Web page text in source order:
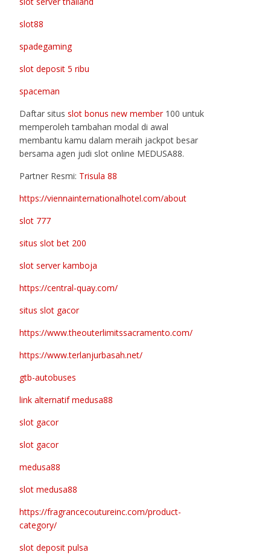
slot88
spadegaming
slot deposit 5 ribu
spaceman
Daftar situs slot bonus new member100 untuk
memperoleh tambahan modal di awal
membantu kamu dalam meraih jackpot besar
bersama agen judi slot online MEDUSA88.
Partner Resmi: Trisula 88
https://viennainternationalhotel.com/about
slot 777
situs slot bet 200
slot server kamboja
https://central-quay.com/
situs slot gacor
https://www.theouterlimitssacramento.com/
https://www.terlanjurbasah.net/
gtb-autobuses
link alternatif medusa88
slot gacor
slot gacor
medusa88
slot medusa88
https://fragrancecoutureinc.com/product-
category/
slot deposit pulsa